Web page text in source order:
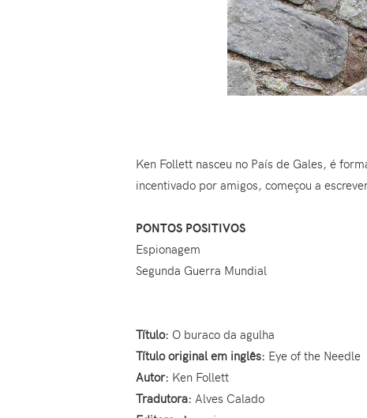
Ken Follett nasceu no País de Gales, é
incentivado por amigos, começou a
PONTOS POSITIVOS
Espionagem
Segunda Guerra Mundial
Título: O buraco da agulha
Título original em inglês: Eye of the Needle
Autor: Ken Follett
Tradutora: Alves Calado